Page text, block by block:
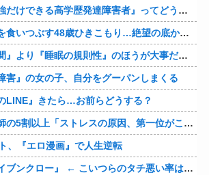
きる高学歴発達障害者』ってどう生きたらいいんや？
歳ひきこもり…絶望の底から家族を救ったのは『障害基礎年金』だった
より『睡眠の規則性』のほうが大事だと判明
害』の女の子、自分をグーパンしまくる
LINE』きたら…お前らどうする？
の5割以上「ストレスの原因、第一位がこれ」
、『エロ漫画』で人生逆転
ブンクロー』 ← こいつらのタチ悪い率は異常